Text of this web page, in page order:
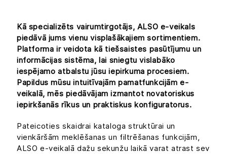
Kā specializēts vairumtirgotājs, ALSO e-veikals
piedāvā jums vienu visplašākajiem sortimentiem.
Platforma ir veidota kā tiešsaistes pasūtījumu un
informācijas sistēma, lai sniegtu vislabāko
iespējamo atbalstu jūsu iepirkuma procesiem.
Papildus mūsu intuitīvajām pamatfunkcijām e-
veikalā, mēs piedāvājam izmantot novatoriskus
iepirkšanās rīkus un praktiskus konfiguratorus.
Pateicoties skaidrai kataloga struktūrai un
vienkāršām meklēšanas un filtrēšanas funkcijām,
ALSO e-veikalā dažu sekunžu laikā varat atrast sev